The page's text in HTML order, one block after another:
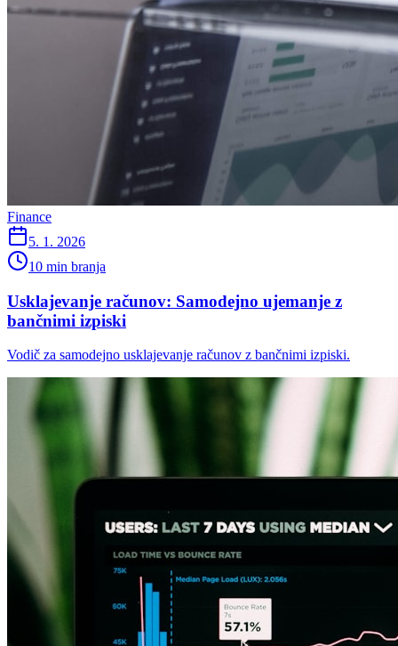
Finance
5. 1. 2026
10 min branja
Usklajevanje računov: Samodejno ujemanje z
bančnimi izpiski
Vodič za samodejno usklajevanje računov z bančnimi izpiski.